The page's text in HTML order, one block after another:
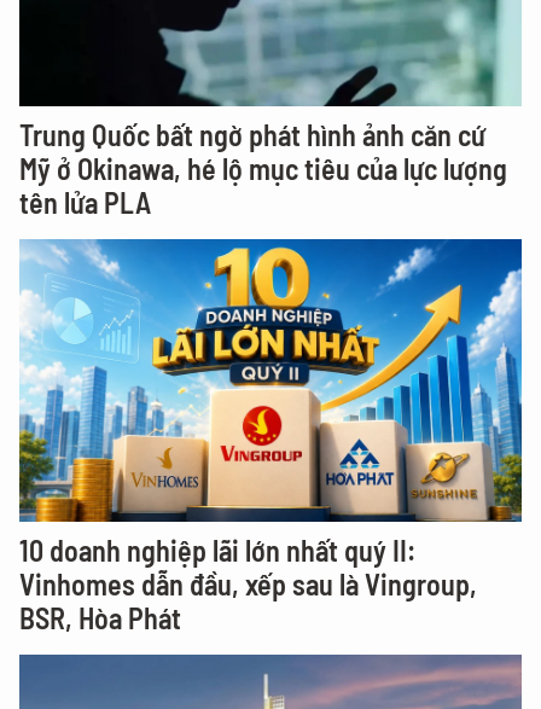
Trung Quốc bất ngờ phát hình ảnh căn cứ
Mỹ ở Okinawa, hé lộ mục tiêu của lực lượng
tên lửa PLA
10 doanh nghiệp lãi lớn nhất quý II:
Vinhomes dẫn đầu, xếp sau là Vingroup,
BSR, Hòa Phát